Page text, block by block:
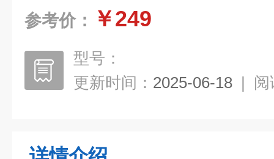
参考价： ￥249
型号：
更新时间： 2025-06-18 | 阅